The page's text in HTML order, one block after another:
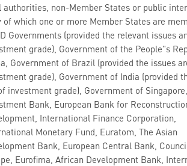
authorities, non-Member States or public
of which one or more Member States are
Governments (provided the relevant issues
grade), Government of the People"s
Government of Brazil (provided the issues
grade), Government of India (provided
investment grade), Government of
Bank, European Bank for
International Finance Corporation,
Monetary Fund, Euratom, The Asian
Bank, European Central Bank,
Eurofima, African Development Bank,